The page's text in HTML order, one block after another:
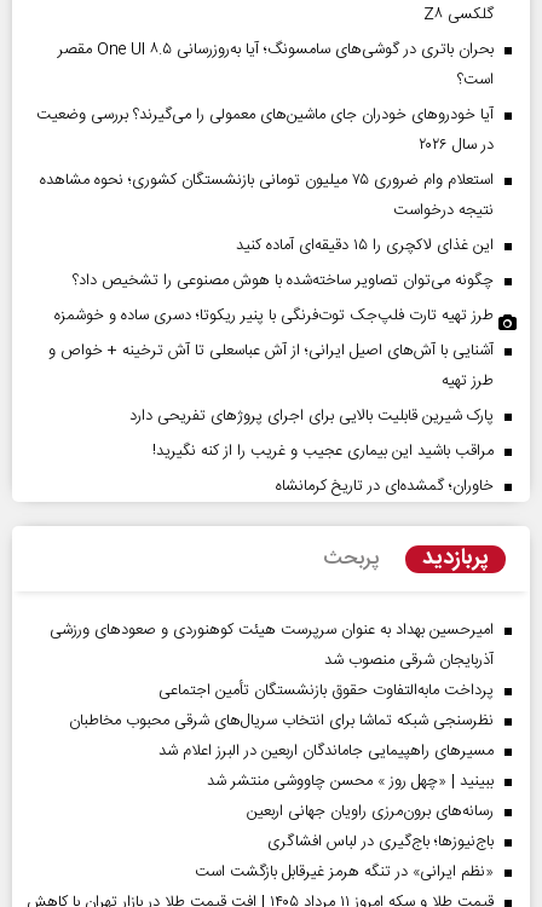
گلکسی Z۸
بحران باتری در گوشی‌های سامسونگ؛ آیا به‌روزرسانی One UI ۸.۵ مقصر
است؟
آیا خودروهای خودران جای ماشین‌های معمولی را می‌گیرند؟ بررسی وضعیت
در سال ۲۰۲۶
استعلام وام ضروری ۷۵ میلیون تومانی بازنشستگان کشوری؛ نحوه مشاهده
نتیجه درخواست
این غذای لاکچری را ۱۵ دقیقه‌ای آماده کنید
چگونه می‌توان تصاویر ساخته‌شده با هوش مصنوعی را تشخیص داد؟
طرز تهیه تارت فلپ‌جک توت‌فرنگی با پنیر ریکوتا؛ دسری ساده و خوشمزه
آشنایی با آش‌های اصیل ایرانی؛ از آش عباسعلی تا آش ترخینه + خواص و
طرز تهیه
پارک شیرین قابلیت‌ بالایی برای اجرای پروژهای تفریحی دارد
مراقب باشید این بیماری عجیب و غریب را از کنه نگیرید!
خاوران؛ گمشده‌ای در تاریخ کرمانشاه
پربازدید پربحث
امیرحسین بهداد به عنوان سرپرست هیئت کوهنوردی و صعودهای ورزشی
آذربایجان شرقی منصوب شد
پرداخت مابه‌التفاوت حقوق بازنشستگان تأمین اجتماعی
نظرسنجی شبکه تماشا برای انتخاب سریال‌های شرقی محبوب مخاطبان
مسیر‌های راهپیمایی جاماندگان اربعین در البرز اعلام شد
ببینید | «چهل روز » محسن چاووشی منتشر شد
رسانه‌های برون‌مرزی راویان جهانی اربعین
باج‌نیوزها؛ باج‌گیری در لباس افشاگری
«نظم ایرانی» در تنگه هرمز غیرقابل بازگشت است